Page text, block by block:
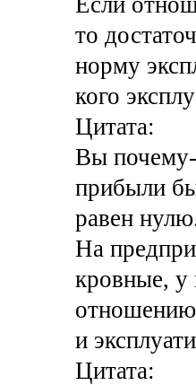
то
норму
кого
Цитата:
Вы почему-
прибыли
равен
На
кровные, у
отношению
и
Цитата: